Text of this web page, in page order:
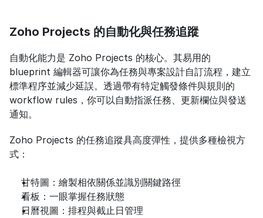
Zoho Projects 的自動化與任務追蹤
自動化能力是 Zoho Projects 的核心。其易用的
blueprint 編輯器可讓你為任務與專案設計自訂流程，建立
標準程序並減少延誤。透過帶有特定觸發條件與規則的
workflow rules，你可以自動指派任務、更新欄位與發送
通知。
Zoho Projects 的任務追蹤具高度彈性，提供多種檢視方
式：
甘特圖：繪製相依關係並識別關鍵路徑
看板：一眼掌握任務狀態
日曆視圖：排程與截止日管理